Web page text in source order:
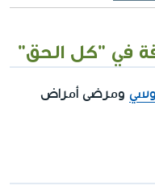
في "كل الحق"
ومرضى أمراض